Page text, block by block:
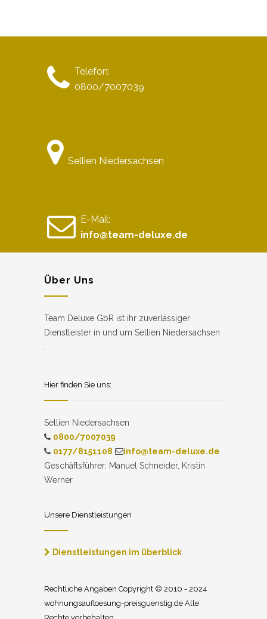
Telefon:
0800/7007039
Sellien Niedersachsen
E-Mail:
info@team-deluxe.de
Über Uns
Team Deluxe GbR ist ihr zuverlässiger
Dienstleister in und um Sellien Niedersachsen
Hier finden Sie uns:
Sellien Niedersachsen
0800/7007039
0177/8151108
info@team-deluxe.de
Geschäftsführer: Manuel Schneider, Kristin
Werner
Unsere Dienstleistungen
Dienstleistungen im überblick
Rechtliche Angaben Copyright © 2010 - 2024
wohnungsaufloesung-preisguenstig.de Alle